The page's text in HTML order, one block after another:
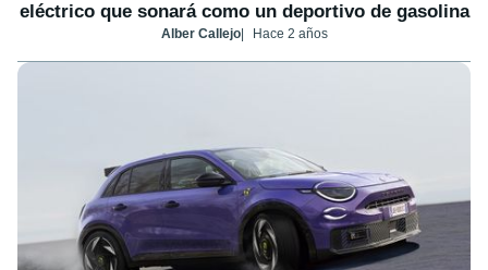
eléctrico que sonará como un deportivo de gasolina
Alber Callejo Hace 2 años